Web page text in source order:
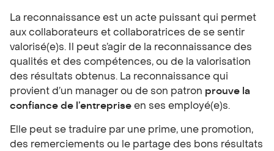
La reconnaissance est un acte puissant qui permet
aux collaborateurs et collaboratrices de se sentir
valorisé(e)s. Il peut s’agir de la reconnaissance des
qualités et des compétences, ou de la valorisation
des résultats obtenus. La reconnaissance qui
provient d’un manager ou de son patron prouve la
confiance de l’entreprise en ses employé(e)s.
Elle peut se traduire par une prime, une promotion,
des remerciements ou le partage des bons résultats